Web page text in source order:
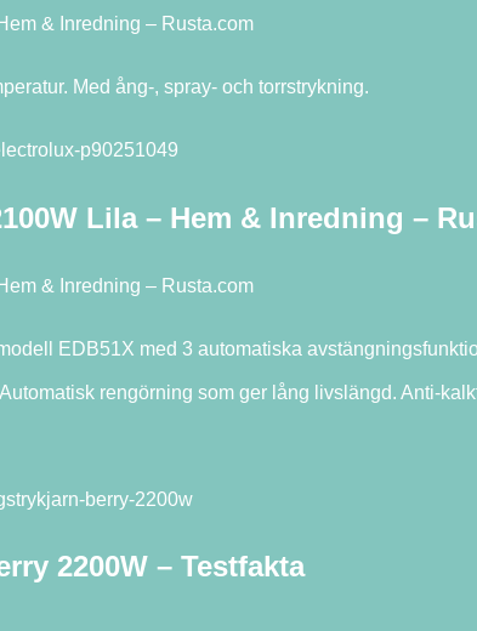
& Inredning – Rusta.com
Med ång-, spray- och torrstrykning.
p90251049
Lila – Hem & Inredning –
& Inredning – Rusta.com
EDB51X med 3 automatiska
rengörning som ger lång livslängd. Anti-
berry-2200w
2200W – Testfakta